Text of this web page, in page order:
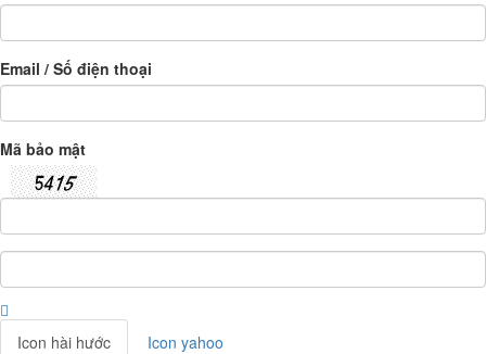
Email / Số điện thoại
Mã bảo mật
Icon hài hước Icon yahoo